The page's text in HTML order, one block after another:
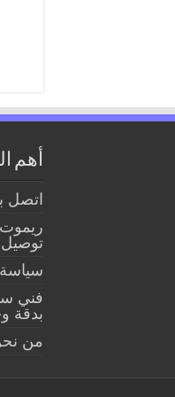
أهم
اتصل
توصيل
فني
بدقة
من